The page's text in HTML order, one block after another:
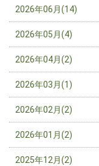
2026年06月(14)
2026年05月(4)
2026年04月(2)
2026年03月(1)
2026年02月(2)
2026年01月(2)
2025年12月(2)